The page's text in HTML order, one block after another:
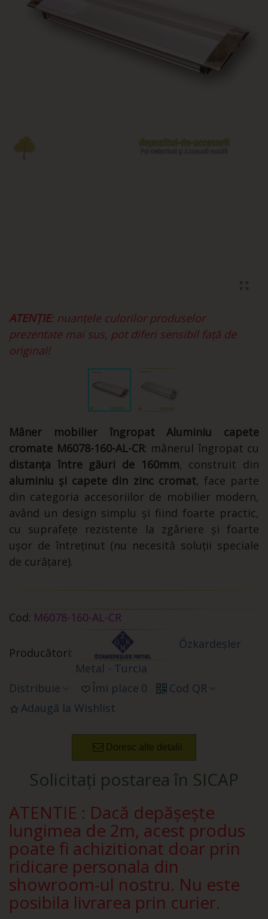
ATENȚIE: nuanțele culorilor produselor
prezentate mai sus, pot diferi sensibil față de
original!
Mâner mobilier îngropat Aluminiu capete
cromate M6078-160-AL-CR: mânerul îngropat cu
distanța între găuri de 160mm, construit din
aluminiu și capete din zinc cromat, face parte
din categoria accesoriilor de mobilier modern,
având un design simplu și fiind foarte practic,
cu suprafețe rezistente la zgâriere și foarte
ușor de întreținut (nu necesită soluții speciale
de curățare).
Cod: M6078-160-AL-CR
Producători:
Őzkardeșler
Metal - Turcia
Distribuie
Îmi place 0
Cod QR
Adaugă la Wishlist
Doresc alte detalii
Solicitați postarea în SICAP
ATENTIE : Dacă depășește
lungimea de 2m, acest produs
poate fi achizitionat doar prin
ridicare personala din
showroom-ul nostru. Nu este
posibila livrarea prin curier.